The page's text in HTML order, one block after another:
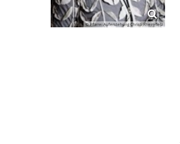
© Pfarrei Auferstehung Christi Rhein-Selz